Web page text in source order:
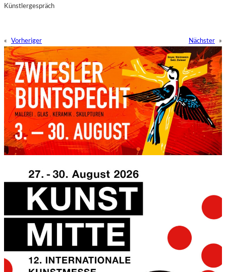
Künstlergespräch
« Vorheriger Nächster »